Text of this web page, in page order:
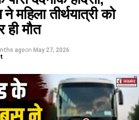
महिला तीर्थयात्री को
मौत
agoon May 27, 2026